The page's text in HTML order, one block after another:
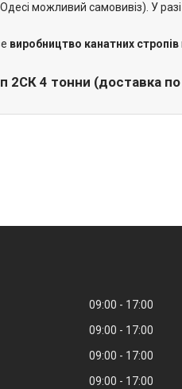
Одесі можливий самовивіз). У
виробництво канатних стропів
4 тонни (доставка по
09:00
17:00
09:00
17:00
09:00
17:00
09:00 17:00